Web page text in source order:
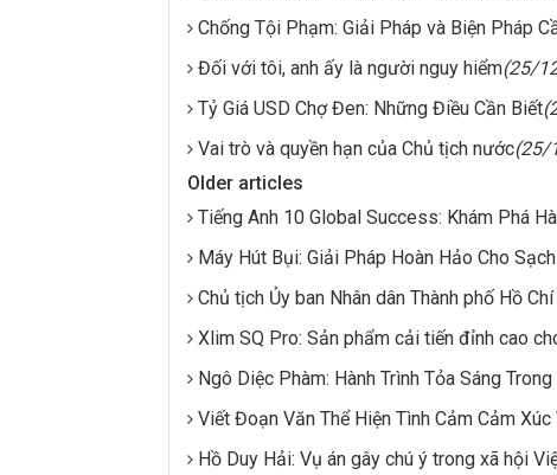
Chống Tội Phạm: Giải Pháp và Biện Pháp
Đối với tôi, anh ấy là người nguy hiểm(25/
Tỷ Giá USD Chợ Đen: Những Điều Cần Biết
Vai trò và quyền hạn của Chủ tịch nước(25/
Older articles
Tiếng Anh 10 Global Success: Khám Phá
Máy Hút Bụi: Giải Pháp Hoàn Hảo Cho
Chủ tịch Ủy ban Nhân dân Thành phố Hồ
Xlim SQ Pro: Sản phẩm cải tiến đỉnh cao
Ngô Diệc Phàm: Hành Trình Tỏa Sáng
Viết Đoạn Văn Thể Hiện Tình Cảm Cảm Xúc
Hồ Duy Hải: Vụ án gây chú ý trong xã hội